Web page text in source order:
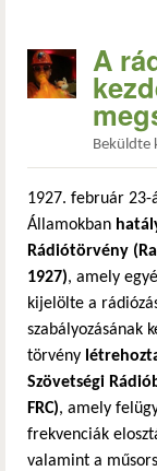
A
Beküldte
1927. február 23-
Államokban
Rádiótörvény
1927), amely
kijelölte a
szabályozásának
törvény
Szövetségi
FRC), amely
frekvenciák
valamint a